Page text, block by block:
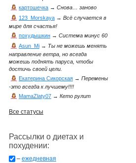
картошечка → Снова… заново
123_Morskaya → Всё случается в
мире для счастья!
похудышкин → Система минус 60
Asun_Mi → Ты не можешь менять
направление ветра, но всегда
можешь поднять паруса, чтобы
достичь своей цели.
Екатерина Сикорская → Перемены
-это всегда к лучшему!!!!
MamaZlaty07 → Кето рулит
Все статусы
Рассылки о диетах и
похудении:
– ежедневная